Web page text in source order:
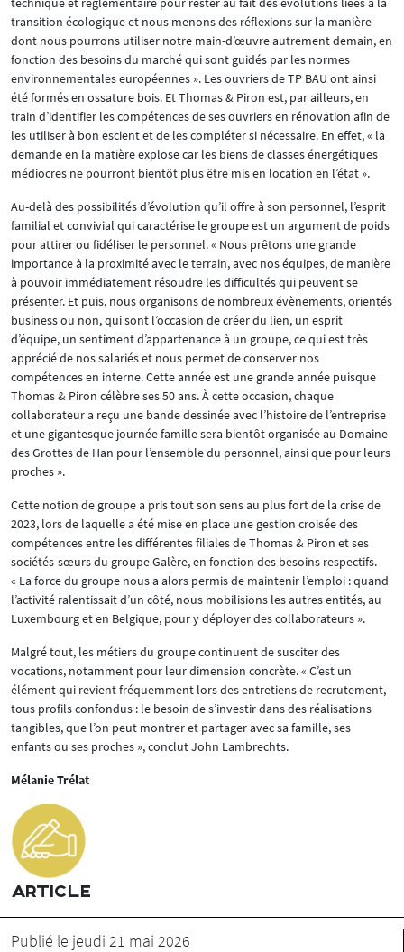
transition écologique et nous menons des réflexions sur la manière
dont nous pourrons utiliser notre main-d’œuvre autrement demain, en
fonction des besoins du marché qui sont guidés par les normes
environnementales européennes ». Les ouvriers de TP BAU ont ainsi
été formés en ossature bois. Et Thomas & Piron est, par ailleurs, en
train d’identifier les compétences de ses ouvriers en rénovation afin de
les utiliser à bon escient et de les compléter si nécessaire. En effet, « la
demande en la matière explose car les biens de classes énergétiques
médiocres ne pourront bientôt plus être mis en location en l’état ».
Au-delà des possibilités d’évolution qu’il offre à son personnel, l’esprit
familial et convivial qui caractérise le groupe est un argument de poids
pour attirer ou fidéliser le personnel. « Nous prêtons une grande
importance à la proximité avec le terrain, avec nos équipes, de manière
à pouvoir immédiatement résoudre les difficultés qui peuvent se
présenter. Et puis, nous organisons de nombreux évènements, orientés
business ou non, qui sont l’occasion de créer du lien, un esprit
d’équipe, un sentiment d’appartenance à un groupe, ce qui est très
apprécié de nos salariés et nous permet de conserver nos
compétences en interne. Cette année est une grande année puisque
Thomas & Piron célèbre ses 50 ans. À cette occasion, chaque
collaborateur a reçu une bande dessinée avec l’histoire de l’entreprise
et une gigantesque journée famille sera bientôt organisée au Domaine
des Grottes de Han pour l’ensemble du personnel, ainsi que pour leurs
proches ».
Cette notion de groupe a pris tout son sens au plus fort de la crise de
2023, lors de laquelle a été mise en place une gestion croisée des
compétences entre les différentes filiales de Thomas & Piron et ses
sociétés-sœurs du groupe Galère, en fonction des besoins respectifs.
« La force du groupe nous a alors permis de maintenir l’emploi : quand
l’activité ralentissait d’un côté, nous mobilisions les autres entités, au
Luxembourg et en Belgique, pour y déployer des collaborateurs ».
Malgré tout, les métiers du groupe continuent de susciter des
vocations, notamment pour leur dimension concrète. « C’est un
élément qui revient fréquemment lors des entretiens de recrutement,
tous profils confondus : le besoin de s’investir dans des réalisations
tangibles, que l’on peut montrer et partager avec sa famille, ses
enfants ou ses proches », conclut John Lambrechts.
Mélanie Trélat
ARTICLE
Publié le jeudi 21 mai 2026